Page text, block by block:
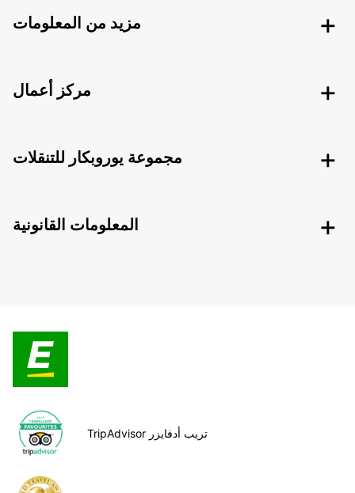
مزيد من المعلومات
مركز أعمال
مجموعة يوروبكار للتنقلات
المعلومات القانونية
TripAdvisor تريب أدفايزر